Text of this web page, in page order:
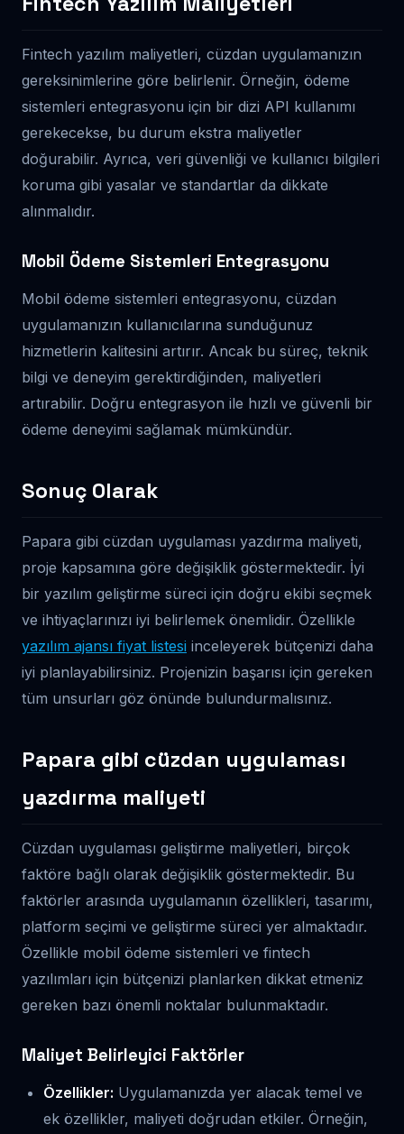
Fintech yazılım maliyetleri, cüzdan uygulamanızın
gereksinimlerine göre belirlenir. Örneğin, ödeme
sistemleri entegrasyonu için bir dizi API kullanımı
gerekecekse, bu durum ekstra maliyetler
doğurabilir. Ayrıca, veri güvenliği ve kullanıcı bilgileri
koruma gibi yasalar ve standartlar da dikkate
alınmalıdır.
Mobil Ödeme Sistemleri Entegrasyonu
Mobil ödeme sistemleri entegrasyonu, cüzdan
uygulamanızın kullanıcılarına sunduğunuz
hizmetlerin kalitesini artırır. Ancak bu süreç, teknik
bilgi ve deneyim gerektirdiğinden, maliyetleri
artırabilir. Doğru entegrasyon ile hızlı ve güvenli bir
ödeme deneyimi sağlamak mümkündür.
Sonuç Olarak
Papara gibi cüzdan uygulaması yazdırma maliyeti,
proje kapsamına göre değişiklik göstermektedir. İyi
bir yazılım geliştirme süreci için doğru ekibi seçmek
ve ihtiyaçlarınızı iyi belirlemek önemlidir. Özellikle
yazılım ajansı fiyat listesi inceleyerek bütçenizi daha
iyi planlayabilirsiniz. Projenizin başarısı için gereken
tüm unsurları göz önünde bulundurmalısınız.
Papara gibi cüzdan uygulaması
yazdırma maliyeti
Cüzdan uygulaması geliştirme maliyetleri, birçok
faktöre bağlı olarak değişiklik göstermektedir. Bu
faktörler arasında uygulamanın özellikleri, tasarımı,
platform seçimi ve geliştirme süreci yer almaktadır.
Özellikle mobil ödeme sistemleri ve fintech
yazılımları için bütçenizi planlarken dikkat etmeniz
gereken bazı önemli noktalar bulunmaktadır.
Maliyet Belirleyici Faktörler
Özellikler: Uygulamanızda yer alacak temel ve
ek özellikler, maliyeti doğrudan etkiler. Örneğin,